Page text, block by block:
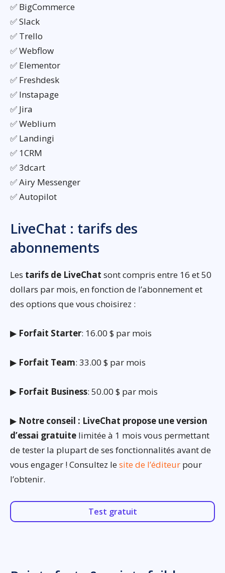
✅ BigCommerce
✅ Slack
✅ Trello
✅ Webflow
✅ Elementor
✅ Freshdesk
✅ Instapage
✅ Jira
✅ Weblium
✅ Landingi
✅ 1CRM
✅ 3dcart
✅ Airy Messenger
✅ Autopilot
LiveChat : tarifs des
abonnements
Les tarifs de LiveChat sont compris entre 16 et 50
dollars par mois, en fonction de l’abonnement et
des options que vous choisirez :
▶ Forfait Starter: 16.00 $ par mois
▶ Forfait Team: 33.00 $ par mois
▶ Forfait Business: 50.00 $ par mois
▶ Notre conseil : LiveChat propose une version
d’essai gratuite limitée à 1 mois vous permettant
de tester la plupart de ses fonctionnalités avant de
vous engager ! Consultez lesite de l’éditeur pour
l’obtenir.
Test gratuit